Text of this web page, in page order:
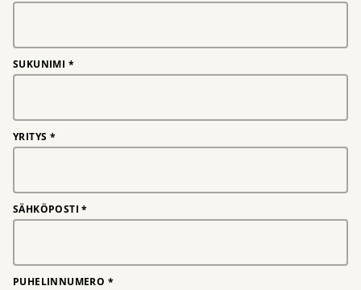
SUKUNIMI *
YRITYS *
SÄHKÖPOSTI *
PUHELINNUMERO *